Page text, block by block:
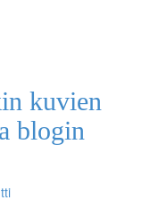
kuvien
blogin